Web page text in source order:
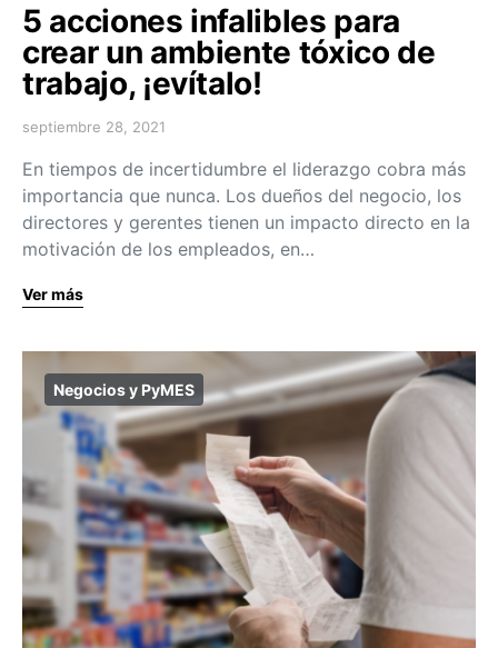
5 acciones infalibles para
crear un ambiente tóxico de
trabajo, ¡evítalo!
septiembre 28, 2021
En tiempos de incertidumbre el liderazgo cobra más
importancia que nunca. Los dueños del negocio, los
directores y gerentes tienen un impacto directo en la
motivación de los empleados, en…
Ver más
Negocios y PyMES